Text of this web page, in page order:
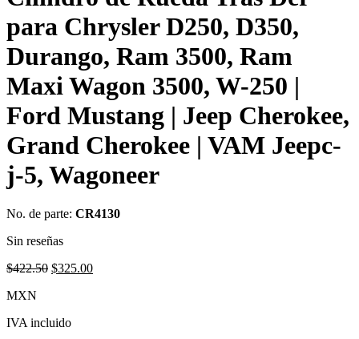
para Chrysler D250, D350,
Durango, Ram 3500, Ram
Maxi Wagon 3500, W-250 |
Ford Mustang | Jeep Cherokee,
Grand Cherokee | VAM Jeepc-
j-5, Wagoneer
No. de parte: CR4130
Sin reseñas
$422.50 Original
$325.00Current
MXN
IVA incluido